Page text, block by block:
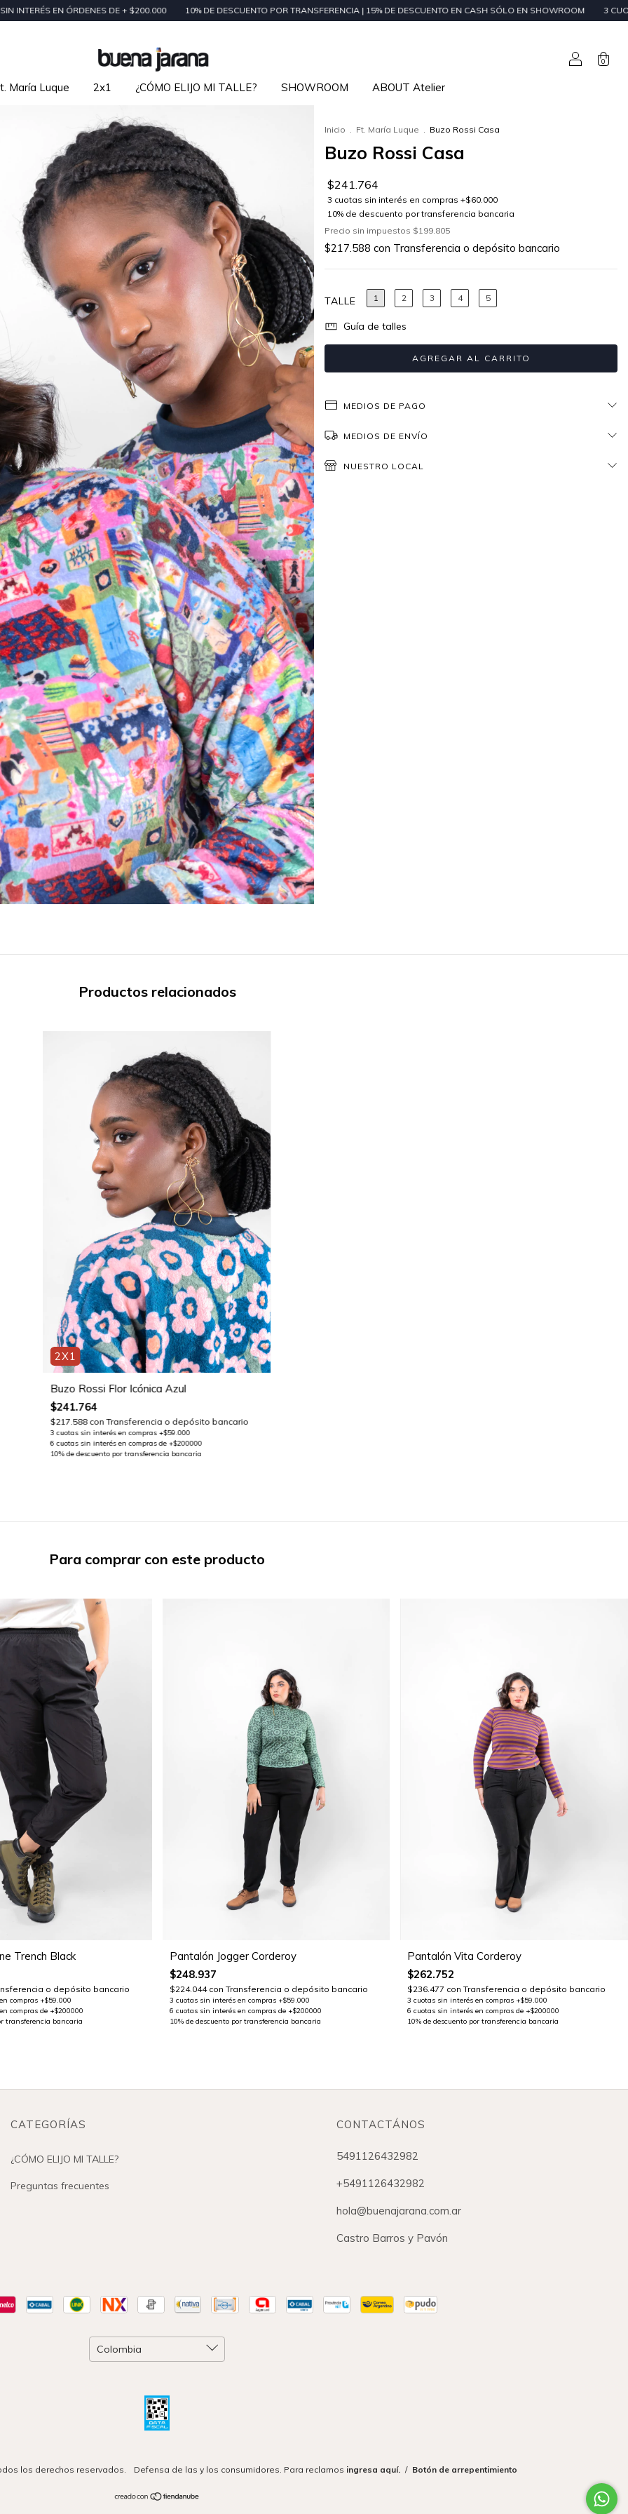
DE + $200.000 10% DE DESCUENTO POR TRANSFERENCIA | 15% DE DESCUENTO EN CASH SÓLO EN SHOWROOM 3 CUOTAS SIN
0
María Luque 2x1 ¿CÓMO ELIJO MI TALLE? SHOWROOM ABOUT Atelier
Inicio . Ft. María Luque . Buzo Rossi Casa
Buzo Rossi Casa
$241.764
Precio sin impuestos $199.805
$217.588 con Transferencia o depósito bancario
TALLE 1 2 3 4 5
Guía de talles
MEDIOS DE PAGO
MEDIOS DE ENVÍO
NUESTRO LOCAL
Productos relacionados
2X1
Buzo Rossi Flor Icónica Azul
$241.764
$217.588 con Transferencia o depósito bancario
Para comprar con este producto
Trench Black
o depósito bancario
Pantalón Jogger Corderoy
$248.937
$224.044 con Transferencia o depósito bancario
Pantalón Vita Corderoy
$262.752
$236.477 con Transferencia o depósito bancario
CATEGORÍAS
¿CÓMO ELIJO MI TALLE?
Preguntas frecuentes
CONTACTÁNOS
5491126432982
+5491126432982
hola@buenajarana.com.ar
Castro Barros y Pavón
los derechos reservados. Defensa de las y los consumidores. Para reclamos ingresa aquí. / Botón de arrepentimiento